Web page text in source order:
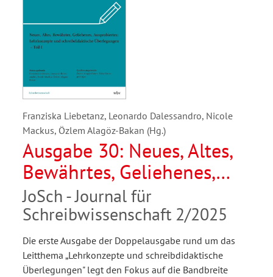
Franziska Liebetanz, Leonardo Dalessandro, Nicole
Mackus, Özlem Alagöz-Bakan (Hg.)
Ausgabe 30: Neues, Altes,
Bewährtes, Geliehenes,
Ausprobiertes:
Lehrkonzepte und
schreibdidaktische
Überlegungen - Teil I
JoSch - Journal für
Schreibwissenschaft 2/2025
Die erste Ausgabe der Doppelausgabe rund um das
Leitthema „Lehrkonzepte und schreibdidaktische
Überlegungen" legt den Fokus auf die Bandbreite